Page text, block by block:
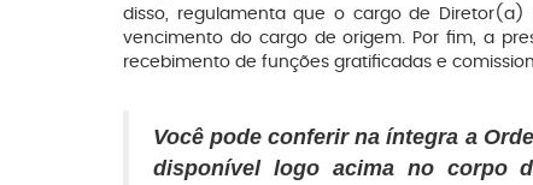
disso, regulamenta que o cargo de
vencimento do cargo de origem. Por fim, a
recebimento de funções gratificadas e
Você pode conferir na íntegra a
disponível logo acima no corpo